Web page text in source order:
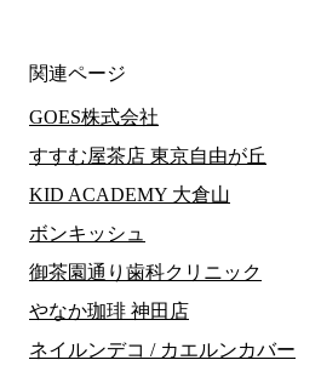
関連ページ
GOES株式会社
すすむ屋茶店 東京自由が丘
KID ACADEMY 大倉山
ボンキッシュ
御茶園通り歯科クリニック
やなか珈琲 神田店
ネイルンデコ / カエルンカバー